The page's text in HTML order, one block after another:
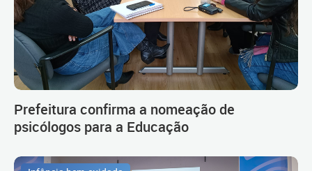
Prefeitura confirma a nomeação de
psicólogos para a Educação